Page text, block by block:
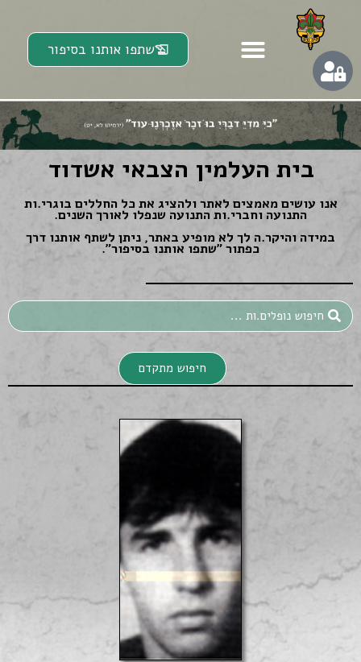
שתפו אותנו בסיפור
בית העלמין הצבאי אשדוד
אנו עושים מאמצים לאתר ולהציג את כל החללים בוגרי.ות
התנועה וחברי.ות התנועה שנפלו לאורך השנים.
במידה והיקר.ה לך לא מופיע באתר, ניתן לשתף אותנו דרך
כפתור ״שתפו אותנו בסיפור״.
חיפוש מתקדם